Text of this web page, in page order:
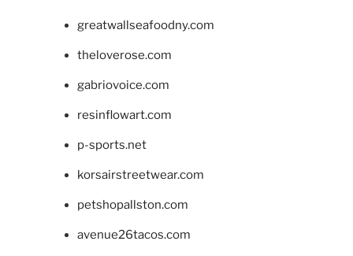
greatwallseafoodny.com
theloverose.com
gabriovoice.com
resinflowart.com
p-sports.net
korsairstreetwear.com
petshopallston.com
avenue26tacos.com